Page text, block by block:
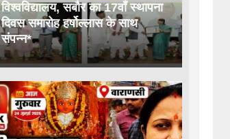
विश्वविद्यालय, सबौर का 17वाँ स्थापना
दिवस समारोह हर्षोल्लास के साथ
संपन्न*